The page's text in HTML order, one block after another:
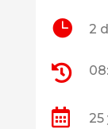
 2

 25